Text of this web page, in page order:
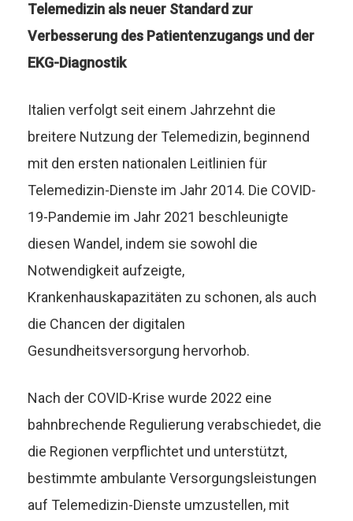
Telemedizin als neuer Standard zur
Verbesserung des Patientenzugangs und der
EKG-Diagnostik
Italien verfolgt seit einem Jahrzehnt die
breitere Nutzung der Telemedizin, beginnend
mit den ersten nationalen Leitlinien für
Telemedizin-Dienste im Jahr 2014. Die COVID-
19-Pandemie im Jahr 2021 beschleunigte
diesen Wandel, indem sie sowohl die
Notwendigkeit aufzeigte,
Krankenhauskapazitäten zu schonen, als auch
die Chancen der digitalen
Gesundheitsversorgung hervorhob.
Nach der COVID-Krise wurde 2022 eine
bahnbrechende Regulierung verabschiedet, die
die Regionen verpflichtet und unterstützt,
bestimmte ambulante Versorgungsleistungen
auf Telemedizin-Dienste umzustellen, mit